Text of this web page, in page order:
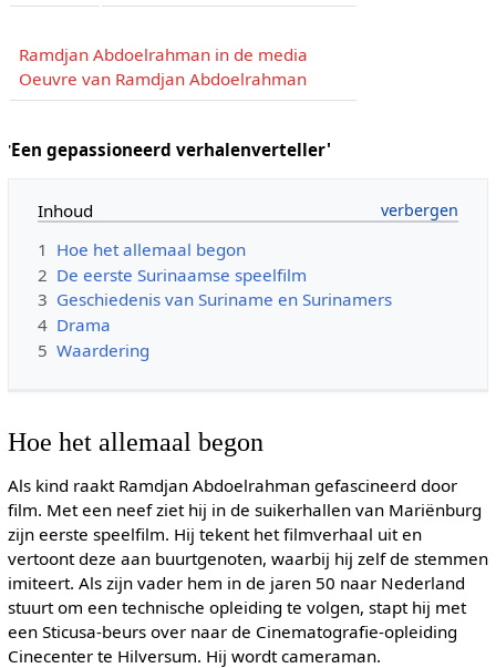
Ramdjan Abdoelrahman in de media
Oeuvre van Ramdjan Abdoelrahman
'Een gepassioneerd verhalenverteller'
Inhoud
1 Hoe het allemaal begon
2 De eerste Surinaamse speelfilm
3 Geschiedenis van Suriname en Surinamers
4 Drama
5 Waardering
Hoe het allemaal begon
Als kind raakt Ramdjan Abdoelrahman gefascineerd door
film. Met een neef ziet hij in de suikerhallen van Mariënburg
zijn eerste speelfilm. Hij tekent het filmverhaal uit en
vertoont deze aan buurtgenoten, waarbij hij zelf de stemmen
imiteert. Als zijn vader hem in de jaren 50 naar Nederland
stuurt om een technische opleiding te volgen, stapt hij met
een Sticusa-beurs over naar de Cinematografie-opleiding
Cinecenter te Hilversum. Hij wordt cameraman.